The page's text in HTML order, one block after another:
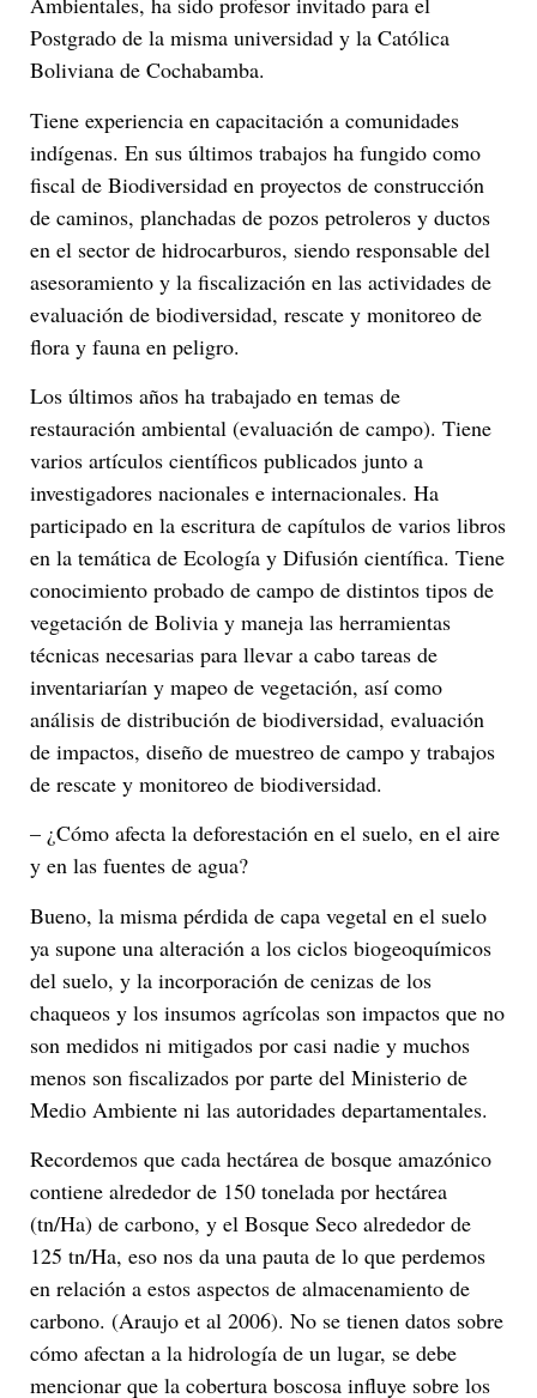
Postgrado de la misma universidad y la Católica
Boliviana de Cochabamba.
Tiene experiencia en capacitación a comunidades
indígenas. En sus últimos trabajos ha fungido como
fiscal de Biodiversidad en proyectos de construcción
de caminos, planchadas de pozos petroleros y ductos
en el sector de hidrocarburos, siendo responsable del
asesoramiento y la fiscalización en las actividades de
evaluación de biodiversidad, rescate y monitoreo de
flora y fauna en peligro.
Los últimos años ha trabajado en temas de
restauración ambiental (evaluación de campo). Tiene
varios artículos científicos publicados junto a
investigadores nacionales e internacionales. Ha
participado en la escritura de capítulos de varios libros
en la temática de Ecología y Difusión científica. Tiene
conocimiento probado de campo de distintos tipos de
vegetación de Bolivia y maneja las herramientas
técnicas necesarias para llevar a cabo tareas de
inventariarían y mapeo de vegetación, así como
análisis de distribución de biodiversidad, evaluación
de impactos, diseño de muestreo de campo y trabajos
de rescate y monitoreo de biodiversidad.
– ¿Cómo afecta la deforestación en el suelo, en el aire
y en las fuentes de agua?
Bueno, la misma pérdida de capa vegetal en el suelo
ya supone una alteración a los ciclos biogeoquímicos
del suelo, y la incorporación de cenizas de los
chaqueos y los insumos agrícolas son impactos que no
son medidos ni mitigados por casi nadie y muchos
menos son fiscalizados por parte del Ministerio de
Medio Ambiente ni las autoridades departamentales.
Recordemos que cada hectárea de bosque amazónico
contiene alrededor de 150 tonelada por hectárea
(tn/Ha) de carbono, y el Bosque Seco alrededor de
125 tn/Ha, eso nos da una pauta de lo que perdemos
en relación a estos aspectos de almacenamiento de
carbono. (Araujo et al 2006). No se tienen datos sobre
cómo afectan a la hidrología de un lugar, se debe
mencionar que la cobertura boscosa influye sobre los